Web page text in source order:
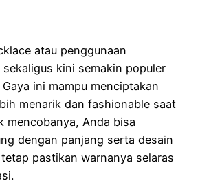
atau penggunaan
sekaligus kini semakin populer
ini mampu menciptakan
menarik dan fashionable saat
mencobanya, Anda bisa
dengan panjang serta desain
pastikan warnanya selaras